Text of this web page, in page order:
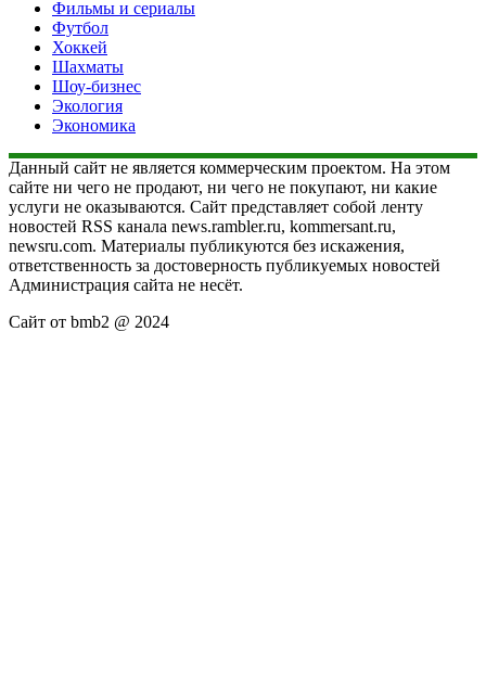
Фильмы и сериалы
Футбол
Хоккей
Шахматы
Шоу-бизнес
Экология
Экономика
Данный сайт не является коммерческим проектом. На этом
сайте ни чего не продают, ни чего не покупают, ни какие
услуги не оказываются. Сайт представляет собой ленту
новостей RSS канала news.rambler.ru, kommersant.ru,
newsru.com. Материалы публикуются без искажения,
ответственность за достоверность публикуемых новостей
Администрация сайта не несёт.
Сайт от bmb2 @ 2024